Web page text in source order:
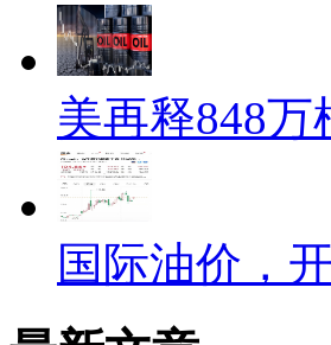
美再释848万
国际油价，